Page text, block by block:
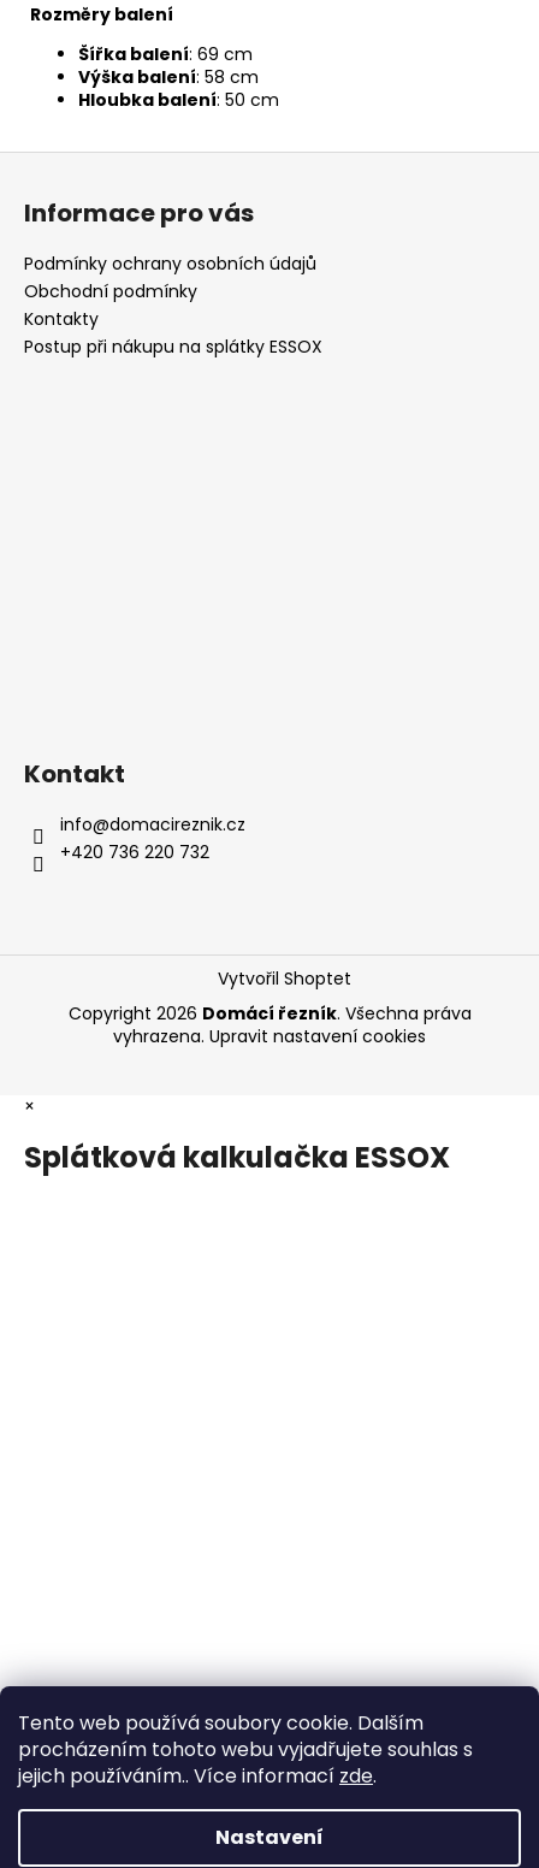
Tento web používá soubory cookie. Dalším
procházením tohoto webu vyjadřujete souhlas s
jejich používáním.. Více informací zde.
Nastavení
Rozměry balení
Šířka balení: 69 cm
Výška balení: 58 cm
Hloubka balení: 50 cm
Z
Informace pro vás
Podmínky ochrany osobních údajů
Obchodní podmínky
Kontakty
Postup při nákupu na splátky ESSOX
Kontakt
info@domacireznik.cz
+420 736 220 732
Vytvořil Shoptet
Copyright 2026 Domácí řezník. Všechna práva
vyhrazena. Upravit nastavení cookies
×
Splátková kalkulačka ESSOX